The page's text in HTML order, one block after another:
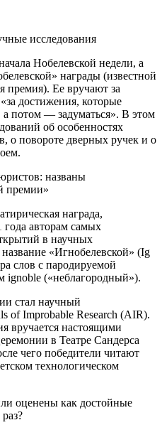
исследования
Нобелевской недели, а
награды (известной
премия). Ее вручают за
достижения, которые
а потом — задуматься». В этом
об особенностях
о повороте дверных ручек и о
награда,
года авторам самых
в научных
«Игнобелевской» (Ig
слов с пародируемой
ignoble («неблагородный»).
стал научный
of Improbable Research (AIR).
вручается настоящими
в Театре Сандерса
чего победители читают
технологическом
оценены как достойные